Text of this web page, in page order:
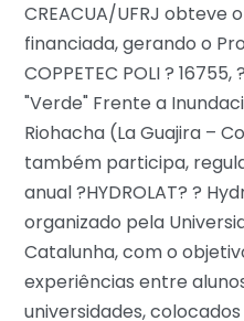
CREACUA/UFRJ obteve
financiada, gerando o
COPPETEC POLI ?
"Verde" Frente a
Riohacha (La Guajira –
também participa,
anual ?HYDROLAT? ?
organizado pela
Catalunha, com o
experiências entre
universidades,